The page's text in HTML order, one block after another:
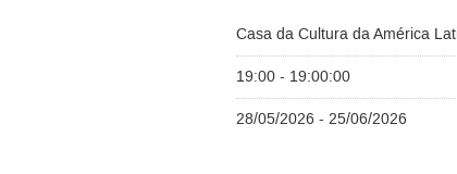
Casa da Cultura da América
19:00 - 19:00:00
28/05/2026 - 25/06/2026